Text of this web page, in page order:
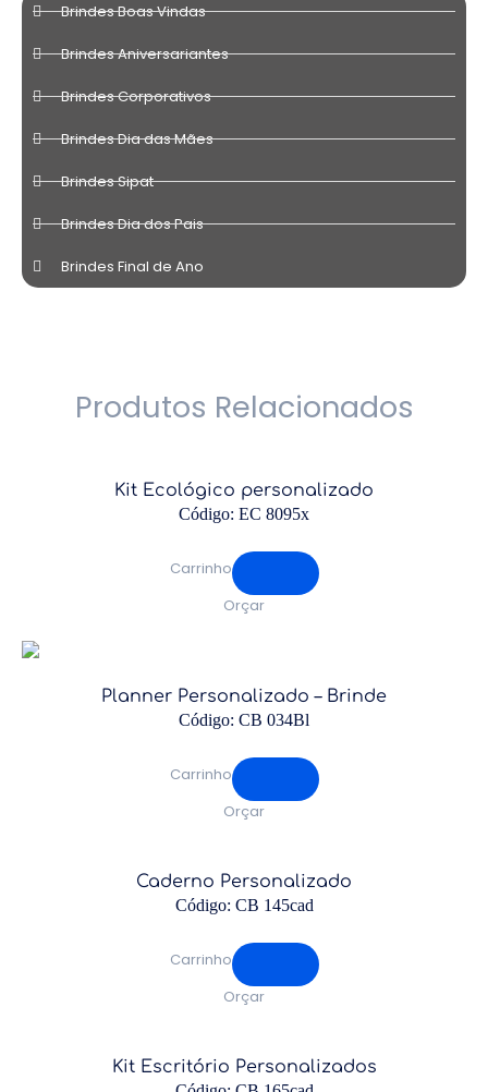
Brindes Boas Vindas
Brindes Aniversariantes
Brindes Corporativos
Brindes Dia das Mães
Brindes Sipat
Brindes Dia dos Pais
Brindes Final de Ano
Produtos Relacionados
Kit Ecológico personalizado
Código: EC 8095x
Carrinho
Orçar
Planner Personalizado – Brinde
Código: CB 034Bl
Carrinho
Orçar
Caderno Personalizado
Código: CB 145cad
Carrinho
Orçar
Kit Escritório Personalizados